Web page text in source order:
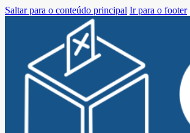
Saltar para o conteúdo principal Ir para o footer